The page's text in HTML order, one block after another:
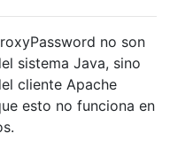
no son
sistema Java, sino
cliente Apache
esto no funciona en